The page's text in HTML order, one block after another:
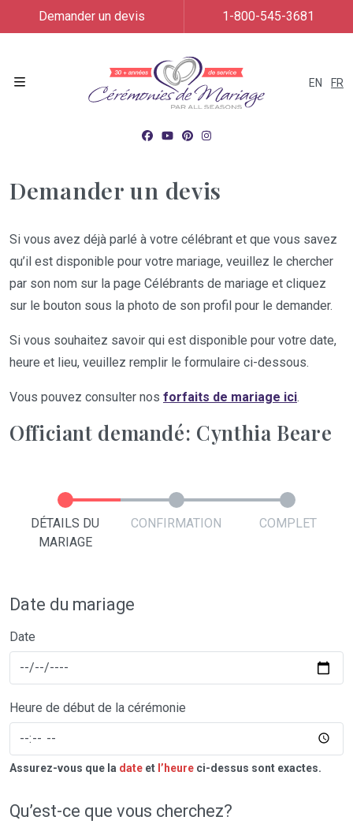
EN FR
Demander un devis 1-800-545-3681
Demander un devis
Si vous avez déjà parlé à votre célébrant et que vous savez
qu’il est disponible pour votre mariage, veuillez le chercher
par son nom sur la page Célébrants de mariage et cliquez
sur le bouton sous la photo de son profil pour le demander.
Si vous souhaitez savoir qui est disponible pour votre date,
heure et lieu, veuillez remplir le formulaire ci-dessous.
Vous pouvez consulter nos forfaits de mariage ici.
Officiant demandé: Cynthia Beare
DÉTAILS DU
MARIAGE
CONFIRMATION COMPLET
Date du mariage
Date
Heure de début de la cérémonie
Assurez-vous que la date et l’heure ci-dessus sont exactes.
Qu’est-ce que vous cherchez?